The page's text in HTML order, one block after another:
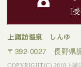
上諏訪温泉 しんゆ
〒392-0027 長野県